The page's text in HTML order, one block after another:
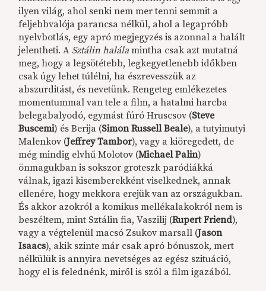
ilyen világ, ahol senki nem mer tenni semmit a
feljebbvalója parancsa nélkül, ahol a legapróbb
nyelvbotlás, egy apró megjegyzés is azonnal a halált
jelentheti. A Sztálin halála mintha csak azt mutatná
meg, hogy a legsötétebb, legkegyetlenebb időkben
csak úgy lehet túlélni, ha észrevesszük az
abszurditást, és nevetünk. Rengeteg emlékezetes
momentummal van tele a film, a hatalmi harcba
belegabalyodó, egymást fúró Hruscsov (Steve
Buscemi) és Berija (Simon Russell Beale), a tutyimutyi
Malenkov (Jeffrey Tambor), vagy a kiöregedett, de
még mindig elvhű Molotov (Michael Palin)
önmagukban is sokszor groteszk paródiákká
válnak, igazi kisemberekként viselkednek, annak
ellenére, hogy mekkora erejük van az országukban.
És akkor azokról a komikus mellékalakokról nem is
beszéltem, mint Sztálin fia, Vaszilij (Rupert Friend),
vagy a végtelenül macsó Zsukov marsall (Jason
Isaacs), akik szinte már csak apró bónuszok, mert
nélkülük is annyira nevetséges az egész szituáció,
hogy el is felednénk, miről is szól a film igazából.